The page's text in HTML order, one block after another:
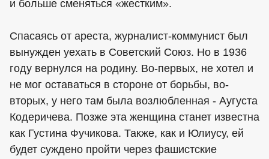
и больше сменяться «жестким».
Спасаясь от ареста, журналист-коммунист был
вынужден уехать в Советский Союз. Но в 1936
году вернулся на родину. Во-первых, не хотел и
не мог оставаться в стороне от борьбы, во-
вторых, у него там была возлюбленная - Аугуста
Кодеричева. Позже эта женщина станет известна
как Густина Фучикова. Также, как и Юлиусу, ей
будет суждено пройти через фашистские